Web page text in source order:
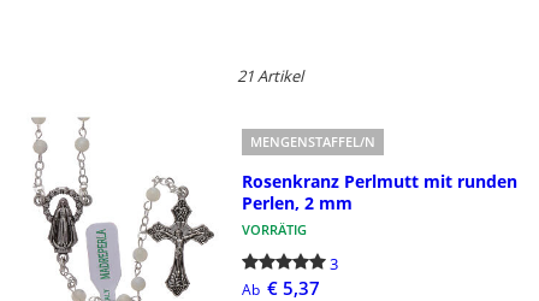
21 Artikel
MENGENSTAFFEL/N
Rosenkranz Perlmutt mit runden
Perlen, 2 mm
VORRÄTIG
3
Ab € 5,37